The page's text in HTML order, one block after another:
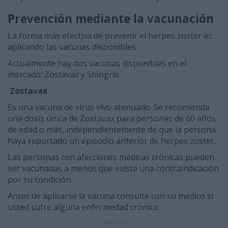
Prevención mediante la vacunación
La forma más efectiva de prevenir el herpes zoster es
aplicando las vacunas disponibles.
Actualmente hay dos vacunas disponibles en el
mercado: Zostavax y Shingrix
Zostavax
Es una vacuna de virus vivo atenuado. Se recomienda
una dosis única de Zostavax para personas de 60 años
de edad o más, independientemente de que la persona
haya reportado un episodio anterior de herpes zoster.
Las personas con afecciones médicas crónicas pueden
ser vacunadas a menos que exista una contraindicación
por su condición.
Antes de aplicarse la vacuna consulte con su médico si
usted sufre alguna enfermedad crónica.